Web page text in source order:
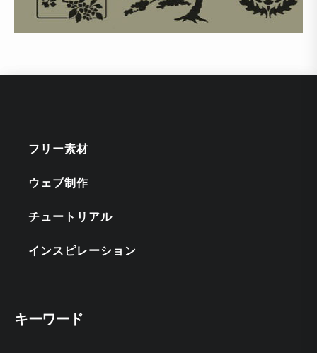
フリー素材
ウェブ制作
チュートリアル
インスピレーション
キーワード